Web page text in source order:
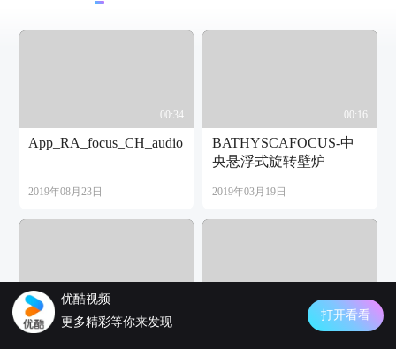
00:34
App_RA_focus_CH_audio
2019年08月23日
00:16
BATHYSCAFOCUS-中
央悬浮式旋转壁炉
2019年03月19日
Bathyscafocus
00:10
2018 年年终放假
优酷视频
更多精彩等你来发现
打开看看